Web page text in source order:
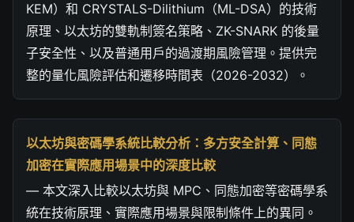
KEM）和 CRYSTALS-Dilithium（ML-DSA）的技術
原理、以太坊的雙軌制簽名策略、ZK-SNARK 的後量
子安全性、以及普通用戶的過渡期風險管理。提供完
整的量化風險評估和遷移時間表（2026-2032）。
以太坊與密碼學系統比較分析：多方安全計算、同態
加密在實際應用場景中的深度比較
— 本文深入比較以太坊與 MPC、同態加密等密碼學系
統在技術原理、實際應用場景與限制條件上的異同。